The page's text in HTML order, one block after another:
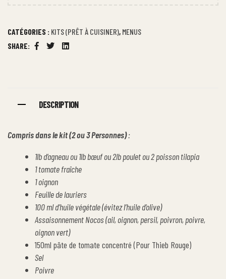
CATÉGORIES : KITS (PRÊT À CUISINER), MENUS
SHARE:
Facebook
TwitterLinkedin
DESCRIPTION
Compris dans le kit (2 ou 3 Personnes):
1lb d’agneau ou 1lb bœuf ou 2lb poulet ou 2 poisson tilapia
1 tomate fraîche
1 oignon
Feuille de lauriers
100 ml d’huile végétale (évitez l’huile d’olive)
Assaisonnement Nocos (ail, oignon, persil, poivron, poivre,
oignon vert)
150ml pâte de tomate concentré (Pour Thieb Rouge)
Sel
Poivre